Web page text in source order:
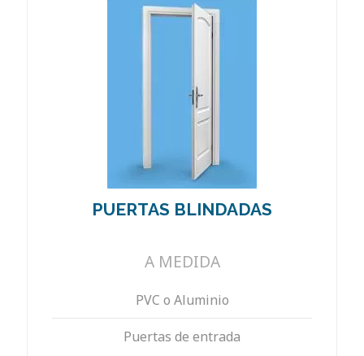
PUERTAS BLINDADAS
A MEDIDA
PVC o Aluminio
Puertas de entrada